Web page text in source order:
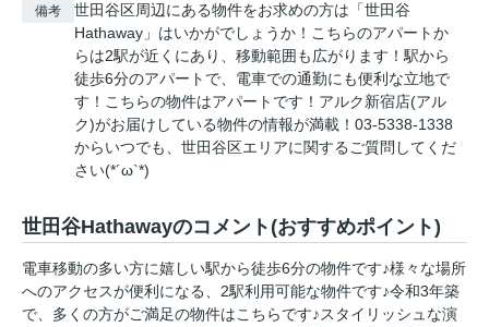
備考
世田谷区周辺にある物件をお求めの方は「世田谷
Hathaway」はいかがでしょうか！こちらのアパートか
らは2駅が近くにあり、移動範囲も広がります！駅から
徒歩6分のアパートで、電車での通勤にも便利な立地で
す！こちらの物件はアパートです！アルク新宿店(アル
ク)がお届けしている物件の情報が満載！03-5338-1338
からいつでも、世田谷区エリアに関するご質問してくだ
さい(*´ω`*)
世田谷Hathawayのコメント(おすすめポイント)
電車移動の多い方に嬉しい駅から徒歩6分の物件です♪様々な場所
へのアクセスが便利になる、2駅利用可能な物件です♪令和3年築
で、多くの方がご満足の物件はこちらです♪スタイリッシュな演